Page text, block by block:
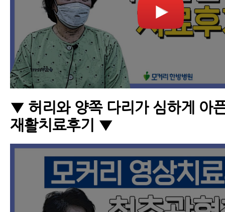
▼ 허리와 양쪽 다리가 심하게 아
재활치료후기 ▼